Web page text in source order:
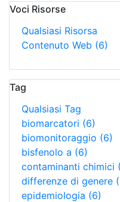
Voci Risorse
Qualsiasi Risorsa
Contenuto Web (6)
Tag
Qualsiasi Tag
biomarcatori (6)
biomonitoraggio (6)
bisfenolo a (6)
contaminanti chimici
differenze di genere
epidemiologia (6)